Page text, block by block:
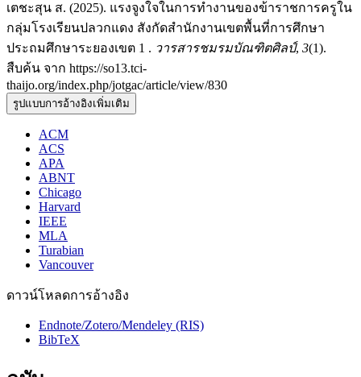
เตชะสุน ส. (2025). แรงจูงใจในการทำงานของข้าราชการครูใน
กลุ่มโรงเรียนปลวกแดง สังกัดสำนักงานเขตพื้นที่การศึกษา
ประถมศึกษาระยองเขต 1 . วารสารชมรมบัณฑิตศิลป์, 3(1).
สืบค้น จาก https://so13.tci-
thaijo.org/index.php/jotgac/article/view/830
รูปแบบการอ้างอิงเพิ่มเติม
ACM
ACS
APA
ABNT
Chicago
Harvard
IEEE
MLA
Turabian
Vancouver
ดาวน์โหลดการอ้างอิง
Endnote/Zotero/Mendeley (RIS)
BibTeX